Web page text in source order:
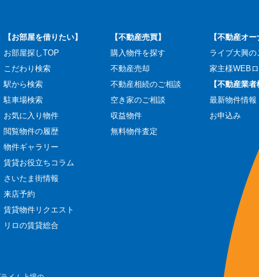
【お部屋を借りたい】
お部屋探しTOP
こだわり検索
駅から検索
駐車場検索
お気に入り物件
閲覧物件の履歴
物件ギャラリー
賃貸お役立ちコラム
さいたま街情報
来店予約
賃貸物件リクエスト
リロの賃貸総合
【不動産売買】
購入物件を探す
不動産売却
不動産相続のご相談
空き家のご相談
収益物件
無料物件査定
【不動産オー
ライブ大興の
家主様WEB
【不動産業者
最新物件情報
お申込み